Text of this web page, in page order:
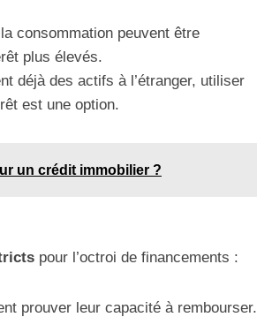
consommation peuvent être
plus élevés.
déjà des actifs à l’étranger, utiliser
est une option.
un crédit immobilier ?
pour l’octroi de financements :
prouver leur capacité à rembourser.